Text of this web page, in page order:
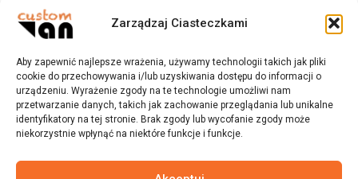
Zarządzaj Ciasteczkami
Aby zapewnić najlepsze wrażenia, używamy technologii takich jak pliki
cookie do przechowywania i/lub uzyskiwania dostępu do informacji o
urządzeniu. Wyrażenie zgody na te technologie umożliwi nam
przetwarzanie danych, takich jak zachowanie przeglądania lub unikalne
identyfikatory na tej stronie. Brak zgody lub wycofanie zgody może
niekorzystnie wpłynąć na niektóre funkcje i funkcje.